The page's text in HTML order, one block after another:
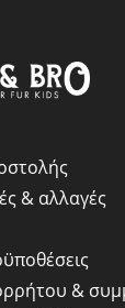
& αλλαγές
&